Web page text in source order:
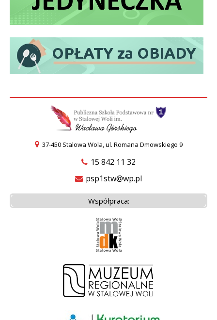
37-450 Stalowa Wola, ul. Romana Dmowskiego 9
15 842 11 32
psp1stw@wp.pl
Współpraca: